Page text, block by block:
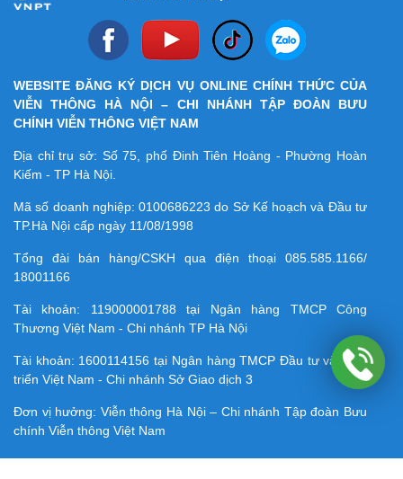
WEBSITE ĐĂNG KÝ DỊCH VỤ ONLINE CHÍNH THỨC CỦA
VIỄN THÔNG HÀ NỘI – CHI NHÁNH TẬP ĐOÀN BƯU
CHÍNH VIỄN THÔNG VIỆT NAM
Địa chỉ trụ sở: Số 75, phố Đinh Tiên Hoàng - Phường Hoàn
Kiếm - TP Hà Nội.
Mã số doanh nghiệp:0100686223 do Sở Kế hoạch và Đầu tư
TP.Hà Nội cấp ngày 11/08/1998
Tổng đài bán hàng/CSKH qua điện thoại 085.585.1166/
18001166
Tài khoản: 119000001788 tại Ngân hàng TMCP Công
Thương Việt Nam - Chi nhánh TP Hà Nội
Tài khoản: 1600114156 tại Ngân hàng TMCP Ðầu tư và Phát
triển Việt Nam - Chi nhánh Sở Giao dịch 3
Đơn vị hưởng: Viễn thông Hà Nội – Chi nhánh Tập đoàn Bưu
chính Viễn thông Việt Nam